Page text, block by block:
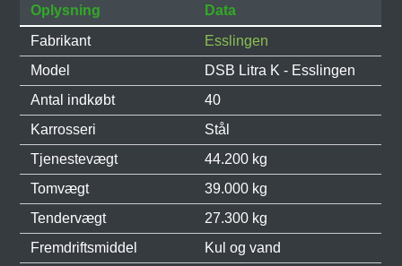
Oplysning
Data
Fabrikant
Esslingen
Model
DSB Litra K - Esslingen
Antal indkøbt
40
Karrosseri
Stål
Tjenestevægt
44.200 kg
Tomvægt
39.000 kg
Tendervægt
27.300 kg
Fremdriftsmiddel
Kul og vand